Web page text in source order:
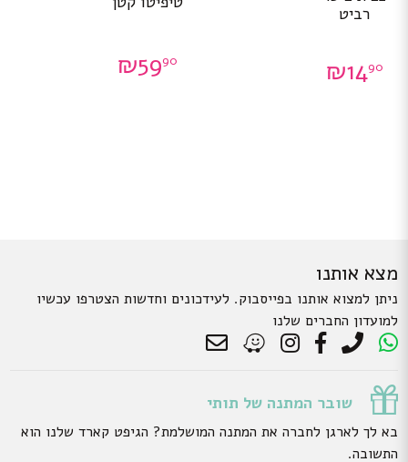
רביט
₪1490
₪5990
מצא אותנו
ניתן למצוא אותנו בפייסבוק. לעידכונים וחדשות הצטרפו עכשיו
למועדון החברים שלנו
שובר המתנה של תותי
בא לך לארגן לחברה את המתנה המושלמת? הגיפט קארד שלנו הוא
התשובה.